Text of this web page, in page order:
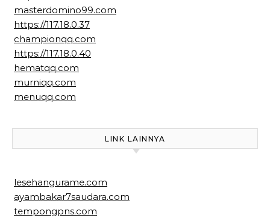
masterdomino99.com
https://117.18.0.37
championqq.com
https://117.18.0.40
hematqq.com
murniqq.com
menuqq.com
LINK LAINNYA
lesehangurame.com
ayambakar7saudara.com
tempongpns.com